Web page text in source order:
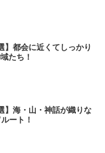
】都会に近くてしっかり
たち！
】海・山・神話が織りな
ート！